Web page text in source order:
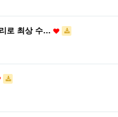
로 최상 수…